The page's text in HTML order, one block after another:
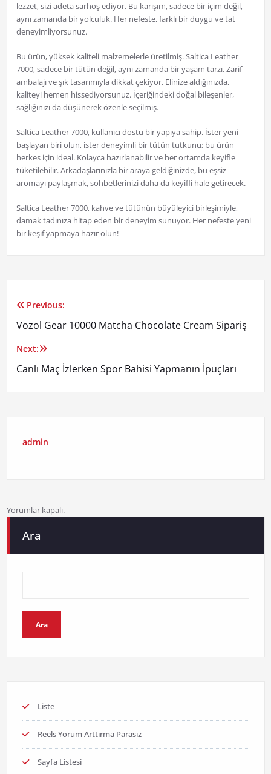
lezzet, sizi adeta sarhoş ediyor. Bu karışım, sadece bir içim değil,
aynı zamanda bir yolculuk. Her nefeste, farklı bir duygu ve tat
deneyimliyorsunuz.
Bu ürün, yüksek kaliteli malzemelerle üretilmiş. Saltica Leather
7000, sadece bir tütün değil, aynı zamanda bir yaşam tarzı. Zarif
ambalajı ve şık tasarımıyla dikkat çekiyor. Elinize aldığınızda,
kaliteyi hemen hissediyorsunuz. İçeriğindeki doğal bileşenler,
sağlığınızı da düşünerek özenle seçilmiş.
Saltica Leather 7000, kullanıcı dostu bir yapıya sahip. İster yeni
başlayan biri olun, ister deneyimli bir tütün tutkunu; bu ürün
herkes için ideal. Kolayca hazırlanabilir ve her ortamda keyifle
tüketilebilir. Arkadaşlarınızla bir araya geldiğinizde, bu eşsiz
aromayı paylaşmak, sohbetlerinizi daha da keyifli hale getirecek.
Saltica Leather 7000, kahve ve tütünün büyüleyici birleşimiyle,
damak tadınıza hitap eden bir deneyim sunuyor. Her nefeste yeni
bir keşif yapmaya hazır olun!
Yazı
gezinmesi
Previous:
Vozol Gear 10000 Matcha Chocolate Cream Sipariş
Next:
Canlı Maç İzlerken Spor Bahisi Yapmanın İpuçları
admin
Yorumlar kapalı.
Ara
Ara
Liste
Reels Yorum Arttırma Parasız
Sayfa Listesi